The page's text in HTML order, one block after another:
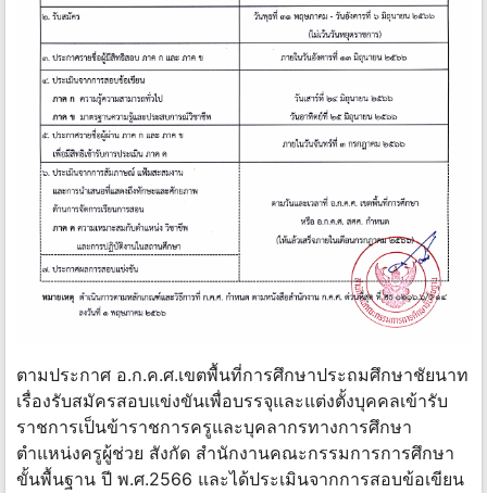
ตามประกาศ อ.ก.ค.ศ.เขตพื้นที่การศึกษาประถมศึกษาชัยนาท
เรื่องรับสมัครสอบแข่งขันเพื่อบรรจุและแต่งตั้งบุคคลเข้ารับ
ราชการเป็นข้าราชการครูและบุคลากรทางการศึกษา
ตำแหน่งครูผู้ช่วย สังกัด สำนักงานคณะกรรมการการศึกษา
ขั้นพื้นฐาน ปี พ.ศ.2566 และได้ประเมินจากการสอบข้อเขียน